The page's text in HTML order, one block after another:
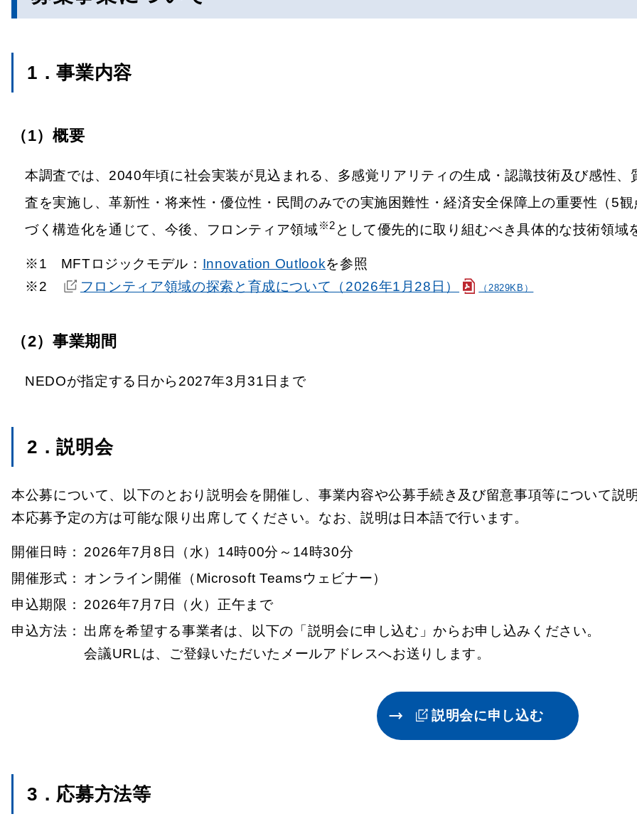
1．事業内容
（1）概要
本調査では、2040年頃に社会実装が見込まれる、多感覚リアリティの生成・認識技術及び感性
査を実施し、革新性・将来性・優位性・民間のみでの実施困難性・経済安全保障上の重要性（5
づく構造化を通じて、今後、フロンティア領域※2 として優先的に取り組むべき具体的な技術領域
※1 MFTロジックモデル： Innovation Outlookを参照
※2
フロンティア領域の探索と育成について（2026年1月28日） （2829KB）
（2）事業期間
NEDOが指定する日から2027年3月31日まで
2．説明会
本公募について、以下のとおり説明会を開催し、事業内容や公募手続き及び留意事項等について説明
本応募予定の方は可能な限り出席してください。なお、説明は日本語で行います。
開催日時：
2026年7月8日（水）14時00分～14時30分
開催形式：
オンライン開催（Microsoft Teamsウェビナー）
申込期限：
2026年7月7日（火）正午まで
申込方法：
出席を希望する事業者は、以下の「説明会に申し込む」からお申し込みください。
会議URLは、ご登録いただいたメールアドレスへお送りします。
説明会に申し込む
3．応募方法等